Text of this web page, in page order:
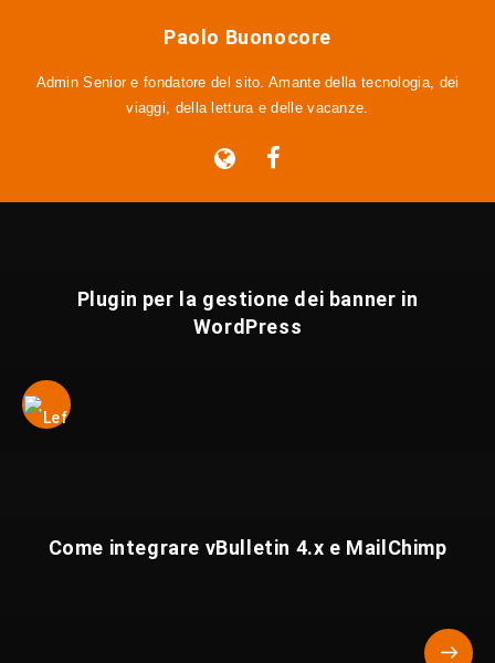
Paolo Buonocore
Admin Senior e fondatore del sito. Amante della tecnologia, dei
viaggi, della lettura e delle vacanze.
Plugin per la gestione dei banner in
WordPress
Come integrare vBulletin 4.x e MailChimp